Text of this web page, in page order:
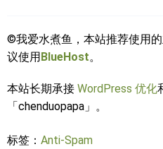
©我爱水煮鱼，本站推荐使用的
议使用BlueHost。
本站长期承接 WordPress 优化
「chenduopapa」。
标签： Anti-Spam